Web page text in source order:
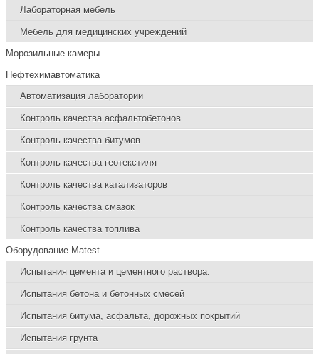
Лабораторная мебель
Мебель для медицинских учреждений
Морозильные камеры
Нефтехимавтоматика
Автоматизация лаборатории
Контроль качества асфальтобетонов
Контроль качества битумов
Контроль качества геотекстиля
Контроль качества катализаторов
Контроль качества смазок
Контроль качества топлива
Оборудование Matest
Испытания цемента и цементного раствора.
Испытания бетона и бетонных смесей
Испытания битума, асфальта, дорожных покрытий
Испытания грунта